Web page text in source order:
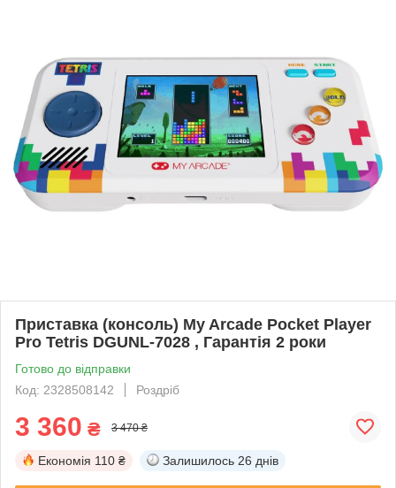
Приставка (консоль) My Arcade Pocket Player
Pro Tetris DGUNL-7028 , Гарантія 2 роки
Готово до відправки
Код: 2328508142
Роздріб
3 360 ₴ 3 470 ₴
Економія 110 ₴ Залишилось 26 днів